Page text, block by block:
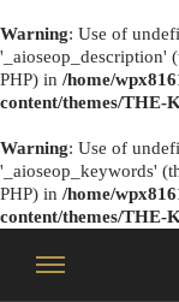
Warning: Use of
'_aioseop_description'
PHP) in /home/
content/themes/THE-
Warning: Use of
'_aioseop_keywords'
PHP) in /home/
content/themes/THE-